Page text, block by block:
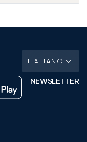
ITALIANO
NEWSLETTER